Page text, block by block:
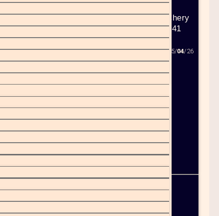
Гуманоїдний робот Chery
вийшов у продаж за 41
000 доларів
15/04/26